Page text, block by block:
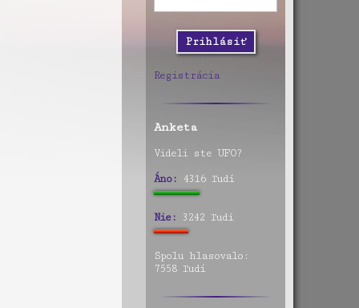
Registrácia
Anketa
Videli ste UFO?
Áno: 4316 ľudí
Nie: 3242 ľudí
Spolu hlasovalo:
7558 ľudí